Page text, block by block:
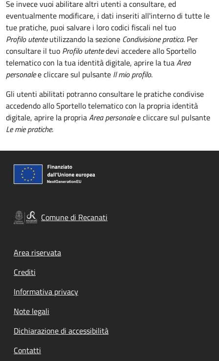
Se invece vuoi abilitare altri utenti a consultare, ed
eventualmente modificare, i dati inseriti all'interno di tutte le
tue pratiche, puoi salvare i loro codici fiscali nel tuo
Profilo utenteutilizzando la sezione Condivisione pratica. Per
consultare il tuo Profilo utentedevi accedere allo Sportello
telematico con la tua identità digitale, aprire la tuaArea
personalee cliccare sul pulsante Il mio profilo.
Gli utenti abilitati potranno consultare le pratiche condivise
accedendo allo Sportello telematico con la propria identità
digitale, aprire la propriaArea personalee cliccare sul pulsante
Le mie pratiche.
Comune di Recanati
Footer menu
Area riservata
Crediti
Informativa privacy
Note legali
Dichiarazione di accessibilità
Contatti